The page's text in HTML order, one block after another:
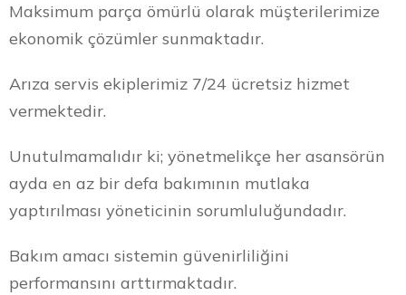
Maksimum parça ömürlü olarak müşterilerimize
ekonomik çözümler sunmaktadır.
Arıza servis ekiplerimiz 7/24 ücretsiz hizmet
vermektedir.
Unutulmamalıdır ki; yönetmelikçe her asansörün
ayda en az bir defa bakımının mutlaka
yaptırılması yöneticinin sorumluluğundadır.
Bakım amacı sistemin güvenirliliğini
performansını arttırmaktadır.